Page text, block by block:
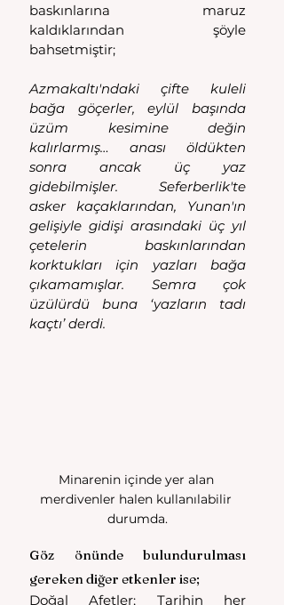
baskınlarına maruz
kaldıklarından şöyle
bahsetmiştir;
Azmakaltı'ndaki çifte kuleli
bağa göçerler, eylül başında
üzüm kesimine değin
kalırlarmış… anası öldükten
sonra ancak üç yaz
gidebilmişler. Seferberlik'te
asker kaçaklarından, Yunan'ın
gelişiyle gidişi arasındaki üç yıl
çetelerin baskınlarından
korktukları için yazları bağa
çıkamamışlar. Semra çok
üzülürdü buna ‘yazların tadı
kaçtı’ derdi.
Minarenin içinde yer alan
merdivenler halen kullanılabilir
durumda.
Göz önünde bulundurulması
gereken diğer etkenler ise;
Doğal Afetler; Tarihin her